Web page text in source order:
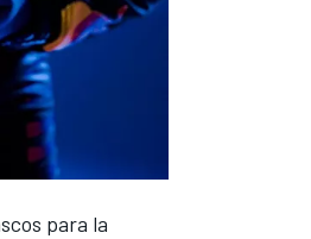
para la